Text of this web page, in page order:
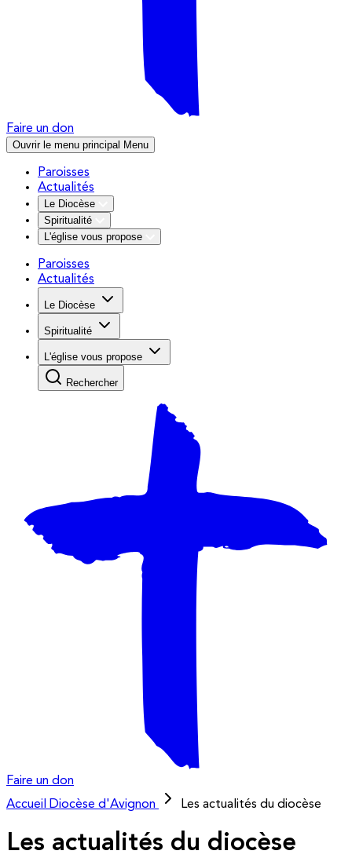
Faire un don
Ouvrir le menu principal Menu
Paroisses
Actualités
Le Diocèse
Spiritualité
L'église vous propose
Paroisses
Actualités
Le Diocèse
Spiritualité
L'église vous propose
Rechercher
Faire un don
Accueil
Diocèse d'Avignon Les actualités du diocèse
Les actualités du diocèse